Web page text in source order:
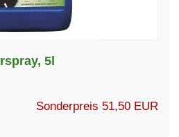
5l
Sonderpreis 51,50 EUR